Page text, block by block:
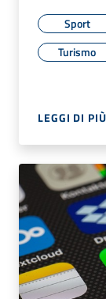
Sport
Turismo
LEGGI DI PIÙ